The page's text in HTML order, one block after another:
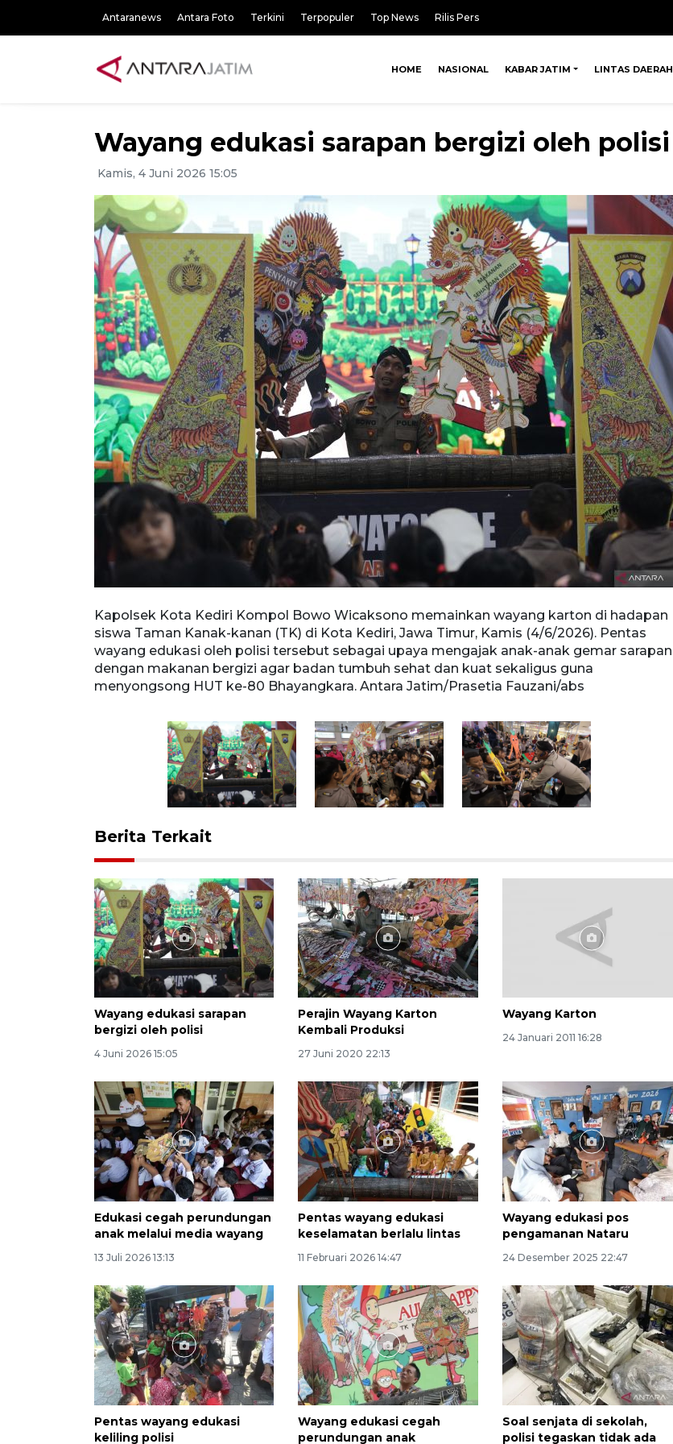
Antaranews Antara Foto Terkini Terpopuler Top News Rilis Pers
HOME NASIONAL KABAR JATIM LINTAS DAERAH
Wayang edukasi sarapan bergizi oleh polisi
Kamis, 4 Juni 2026 15:05
Kapolsek Kota Kediri Kompol Bowo Wicaksono memainkan wayang karton di hadapan
siswa Taman Kanak-kanan (TK) di Kota Kediri, Jawa Timur, Kamis (4/6/2026). Pentas
wayang edukasi oleh polisi tersebut sebagai upaya mengajak anak-anak gemar sarapan
dengan makanan bergizi agar badan tumbuh sehat dan kuat sekaligus guna
menyongsong HUT ke-80 Bhayangkara. Antara Jatim/Prasetia Fauzani/abs
Berita Terkait
Wayang edukasi sarapan
bergizi oleh polisi
4 Juni 2026 15:05
Perajin Wayang Karton
Kembali Produksi
27 Juni 2020 22:13
Wayang Karton
24 Januari 2011 16:28
Edukasi cegah perundungan
anak melalui media wayang
13 Juli 2026 13:13
Pentas wayang edukasi
keselamatan berlalu lintas
11 Februari 2026 14:47
Wayang edukasi pos
pengamanan Nataru
24 Desember 2025 22:47
Pentas wayang edukasi
keliling polisi
Wayang edukasi cegah
perundungan anak
Soal senjata di sekolah,
polisi tegaskan tidak ada
Penguatan struktur jembatan